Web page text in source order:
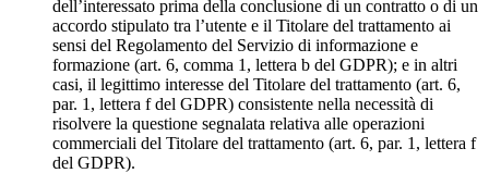
dell’interessato prima della conclusione di un contratto o di un
accordo stipulato tra l’utente e il Titolare del trattamento ai
sensi del Regolamento del Servizio di informazione e
formazione (art. 6, comma 1, lettera b del GDPR); e in altri
casi, il legittimo interesse del Titolare del trattamento (art. 6,
par. 1, lettera f del GDPR) consistente nella necessità di
risolvere la questione segnalata relativa alle operazioni
commerciali del Titolare del trattamento (art. 6, par. 1, lettera f
del GDPR).